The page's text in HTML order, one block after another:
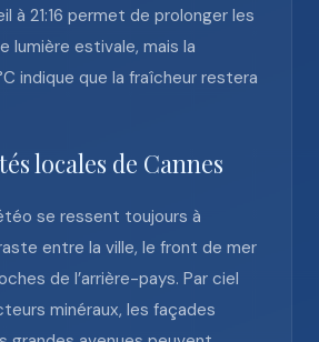
à 21:16 permet de prolonger les
lumière estivale, mais la
indique que la fraîcheur restera
locales de Cannes
se ressent toujours à
entre la ville, le front de mer
de l’arrière-pays. Par ciel
minéraux, les façades